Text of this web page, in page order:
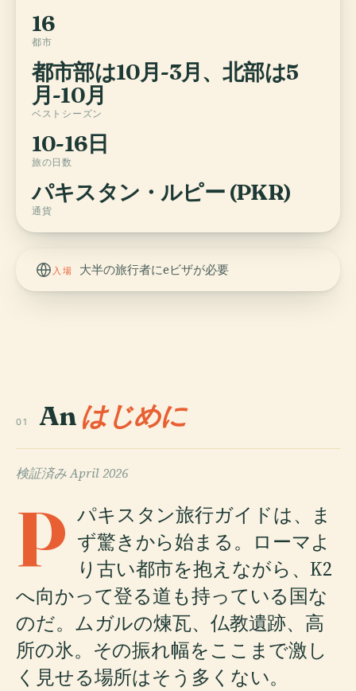
16
都市
都市部は10月-3月、北部は5
月-10月
ベストシーズン
10-16日
旅の日数
パキスタン・ルピー (PKR)
通貨
入場 大半の旅行者にeビザが必要
01 Anはじめに
検証済みApril 2026
P パキスタン旅行ガイドは、ま
ず驚きから始まる。ローマよ
り古い都市を抱えながら、K2
へ向かって登る道も持っている国な
のだ。ムガルの煉瓦、仏教遺跡、高
所の氷。その振れ幅をここまで激し
く見せる場所はそう多くない。